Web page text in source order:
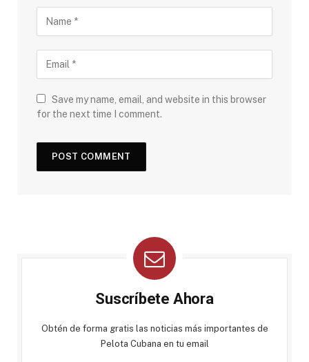
Save my name, email, and website in this browser
for the next time I comment.
Suscríbete Ahora
Obtén de forma gratis las noticias más importantes de
Pelota Cubana en tu email